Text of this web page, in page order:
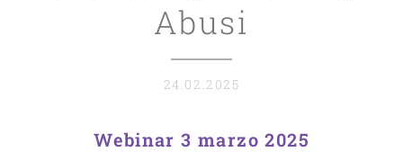
Abusi
24.02.2025
Webinar 3 marzo 2025